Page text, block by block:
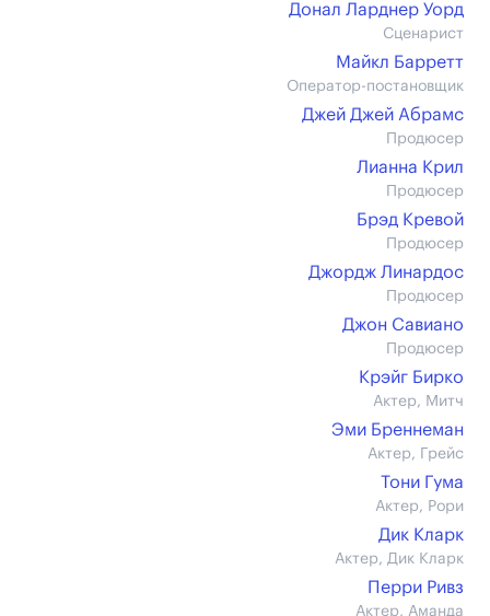
Донал Ларднер Уорд
Сценарист
Майкл Барретт
Оператор-постановщик
Джей Джей Абрамс
Продюсер
Лианна Крил
Продюсер
Брэд Кревой
Продюсер
Джордж Линардос
Продюсер
Джон Савиано
Продюсер
Крэйг Бирко
Актер, Митч
Эми Бреннеман
Актер, Грейс
Тони Гума
Актер, Рори
Дик Кларк
Актер, Дик Кларк
Перри Ривз
Актер, Аманда